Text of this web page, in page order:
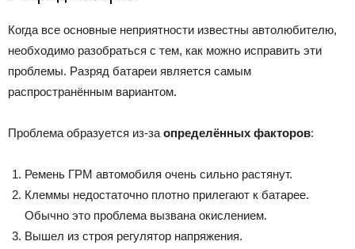
Когда все основные неприятности известны автолюбителю,
необходимо разобраться с тем, как можно исправить эти
проблемы. Разряд батареи является самым
распространённым вариантом.
Проблема образуется из-за определённых факторов:
Ремень ГРМ автомобиля очень сильно растянут.
Клеммы недостаточно плотно прилегают к батарее.
Обычно это проблема вызвана окислением.
Вышел из строя регулятор напряжения.